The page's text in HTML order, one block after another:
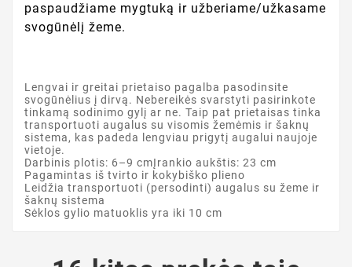
paspaudžiame mygtuką ir užberiame/užkasame
svogūnėlį žeme.
Lengvai ir greitai prietaiso pagalba pasodinsite
svogūnėlius į dirvą. Nebereikės svarstyti pasirinkote
tinkamą sodinimo gylį ar ne. Taip pat prietaisas tinka
transportuoti augalus su visomis žemėmis ir šaknų
sistema, kas padeda lengviau prigytį augalui naujoje
vietoje.
Darbinis plotis: 6–9 cmĮrankio aukštis: 23 cm
Pagamintas iš tvirto ir kokybiško plieno
Leidžia transportuoti (persodinti) augalus su žeme ir
šaknų sistema
Sėklos gylio matuoklis yra iki 10 cm